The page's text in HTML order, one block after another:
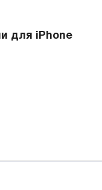
для iPhone